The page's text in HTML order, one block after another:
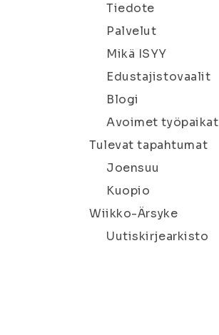
Tiedote
Palvelut
Mikä ISYY
Edustajistovaalit
Blogi
Avoimet työpaikat
Tulevat tapahtumat
Joensuu
Kuopio
Wiikko-Ärsyke
Uutiskirjearkisto